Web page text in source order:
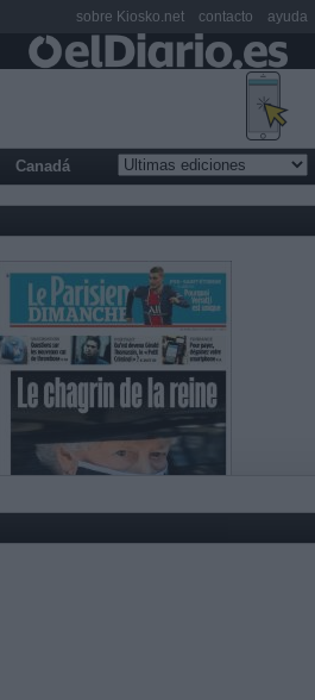
Canadá
sobre Kiosko.net contacto ayuda